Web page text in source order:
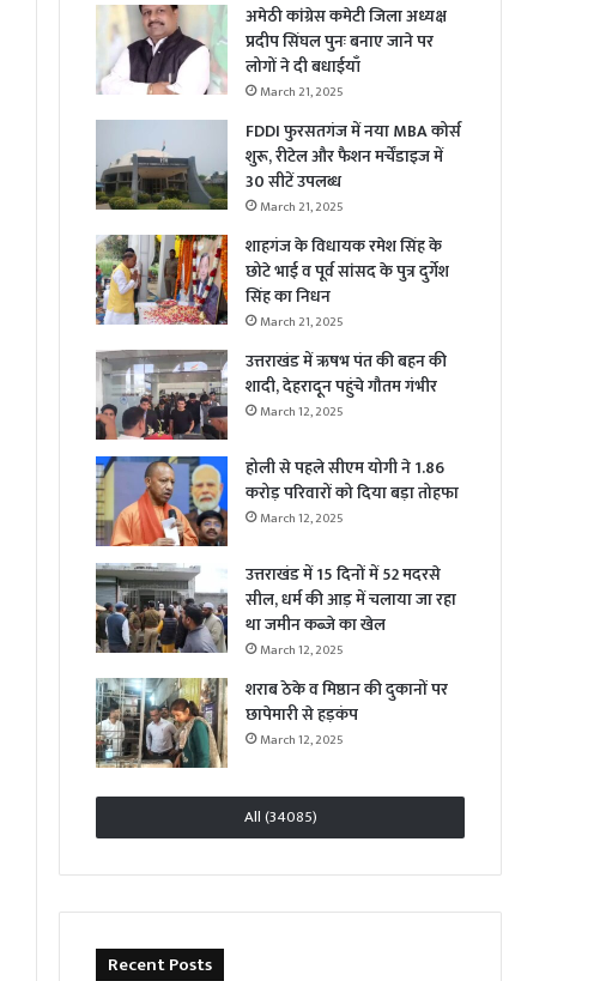
अमेठी कांग्रेस कमेटी जिला अध्यक्ष
प्रदीप सिंघल पुनः बनाए जाने पर
लोगों ने दी बधाईयाँ
March 21, 2025
FDDI फुरसतगंज में नया MBA कोर्स
शुरू, रीटेल और फैशन मर्चेंडाइज में
30 सीटें उपलब्ध
March 21, 2025
शाहगंज के विधायक रमेश सिंह के
छोटे भाई व पूर्व सांसद के पुत्र दुर्गेश
सिंह का निधन
March 21, 2025
उत्तराखंड में ऋषभ पंत की बहन की
शादी, देहरादून पहुंचे गौतम गंभीर
March 12, 2025
होली से पहले सीएम योगी ने 1.86
करोड़ परिवारों को दिया बड़ा तोहफा
March 12, 2025
उत्तराखंड में 15 दिनों में 52 मदरसे
सील, धर्म की आड़ में चलाया जा रहा
था जमीन कब्जे का खेल
March 12, 2025
शराब ठेके व मिष्ठान की दुकानों पर
छापेमारी से हड़कंप
March 12, 2025
All (34085)
Recent Posts